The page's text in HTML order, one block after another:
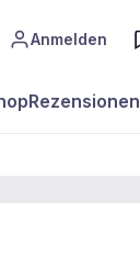
Anmelden
Rezensionen